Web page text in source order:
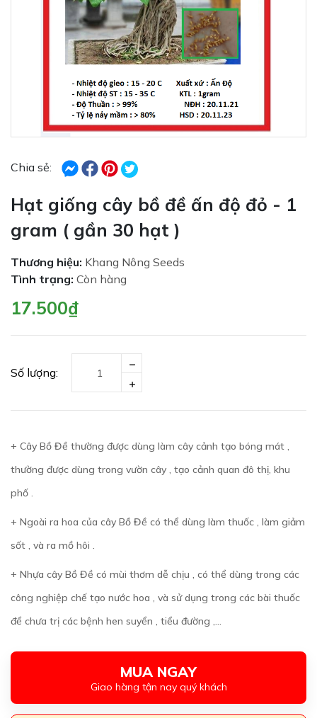
Chia sẻ:
Hạt giống cây bồ đề ấn độ đỏ - 1
gram ( gần 30 hạt )
Thương hiệu: Khang Nông Seeds
Tình trạng: Còn hàng
17.500₫
Số lượng:
+ Cây Bồ Đề thường được dùng làm cây cảnh tạo bóng mát ,
thường được dùng trong vườn cây , tạo cảnh quan đô thị, khu
phố .
+ Ngoài ra hoa của cây Bồ Đề có thể dùng làm thuốc , làm giảm
sốt , và ra mồ hôi .
+ Nhựa cây Bồ Đề có mùi thơm dễ chịu , có thể dùng trong các
công nghiệp chế tạo nước hoa , và sử dụng trong các bài thuốc
để chưa trị các bệnh hen suyển , tiểu đường ,...
MUA NGAY
Giao hàng tận nay quý khách